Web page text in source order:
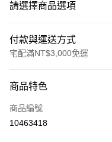
請選擇商品選項
付款與運送方式
宅配滿NT$3,000免運
信用卡一次付款
信用卡分期付款
商品特色
商品編號
10463418